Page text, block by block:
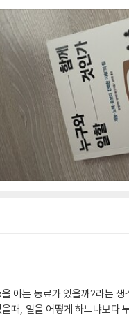
아는 동료가 있을까?라는
때, 일을 어떻게 하느냐보다